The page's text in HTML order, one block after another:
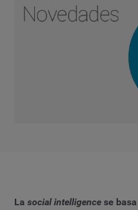
La social intelligence se